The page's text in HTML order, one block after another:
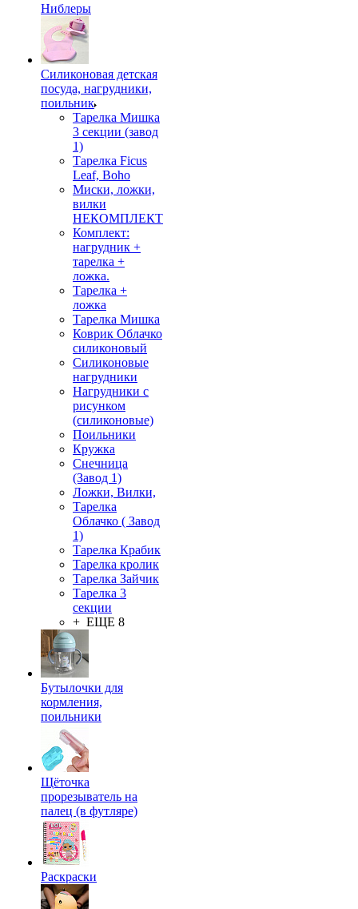
Ниблеры
Силиконовая детская
посуда, нагрудники,
поильник
Тарелка Мишка
3 секции (завод
1)
Тарелка Ficus
Leaf, Boho
Миски, ложки,
вилки
НЕКОМПЛЕКТ
Комплект:
нагрудник +
тарелка +
ложка.
Тарелка +
ложка
Тарелка Мишка
Коврик Облачко
силиконовый
Силиконовые
нагрудники
Нагрудники с
рисунком
(силиконовые)
Поильники
Кружка
Снечница
(Завод 1)
Ложки, Вилки,
Тарелка
Облачко ( Завод
1)
Тарелка Крабик
Тарелка кролик
Тарелка Зайчик
Тарелка 3
секции
+ ЕЩЕ 8
Бутылочки для
кормления,
поильники
Щёточка
прорезыватель на
палец (в футляре)
Раскраски